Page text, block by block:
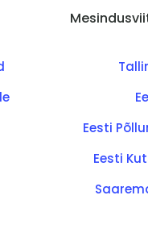
Eesti
Eesti